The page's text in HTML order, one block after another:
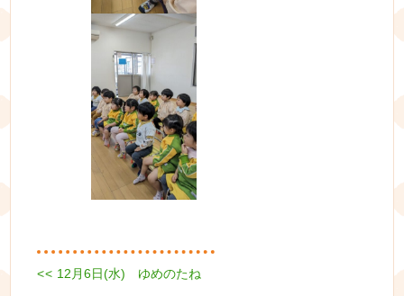
投
Previous
<< 12月6日(水) ゆめのたね